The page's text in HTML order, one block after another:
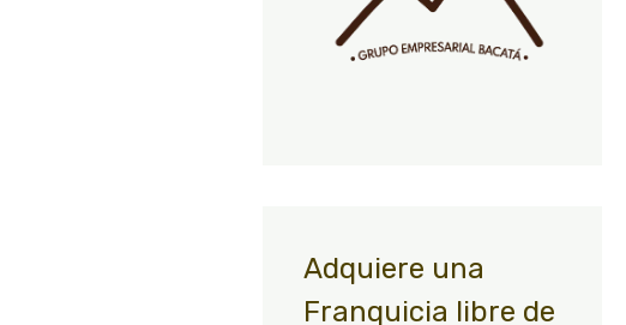
Adquiere una
Franquicia libre de